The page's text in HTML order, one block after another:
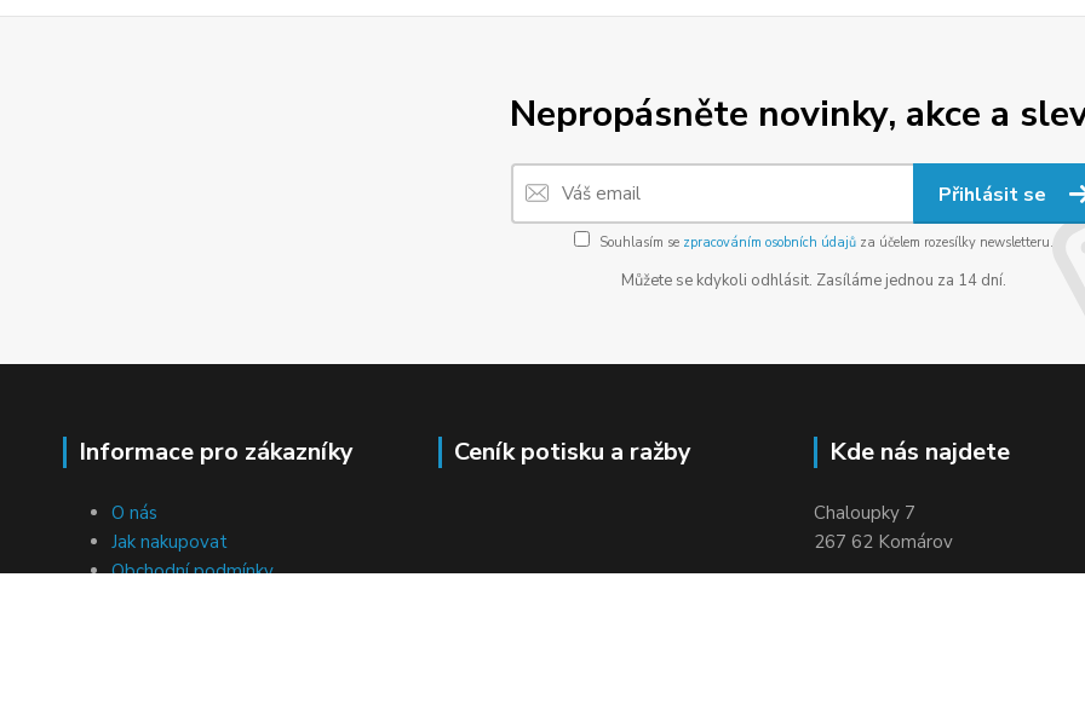
Nepropásněte novinky, akce a
Přihlásit se
Souhlasím se zpracováním osobních údajů za účelem rozesílky newsletteru.
Můžete se kdykoli odhlásit. Zasíláme jednou za 14 dní.
Informace pro zákazníky
O nás
Jak nakupovat
Obchodní podmínky
Ceník potisku a ražby Kde nás najdete
Chaloupky 7
267 62 Komárov